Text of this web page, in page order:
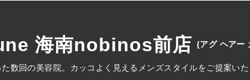
海南nobinos前店 (アグ ヘアー
た数回の美容院。カッコよく見えるメンズスタイルをご提案い